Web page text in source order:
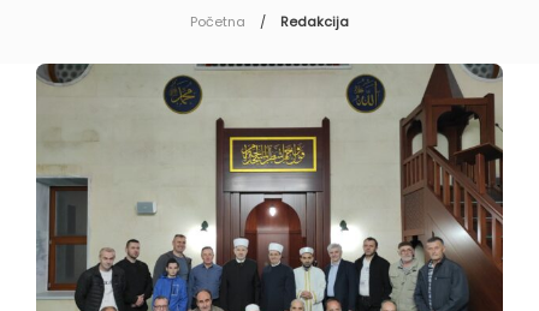
Početna Redakcija